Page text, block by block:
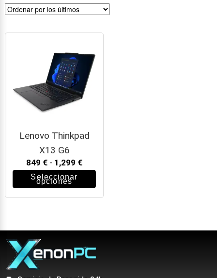
Lenovo Thinkpad
X13 G6
849 € - 1,299 €
Seleccionar
opciones